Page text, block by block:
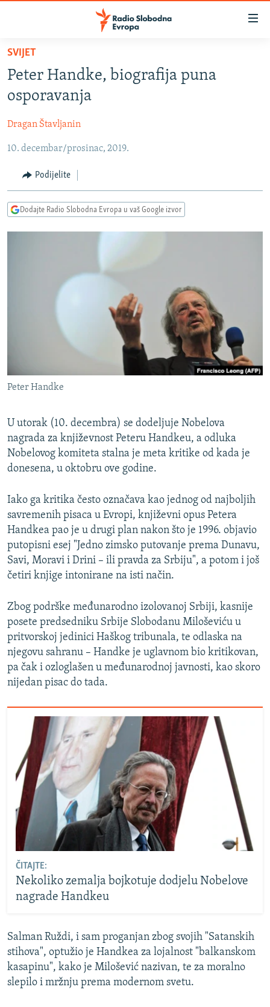
Pređite
glavni
sadržaj
Pređite
na
navigaciju
Pređite
pretragu
BOSNA I HERCEGOVINA
SRBIJA
KOSOVO
CRNA GORA
VIZUELNO
FOTOGALERIJE
PODCASTI
RAT U UKRAJINI
ISPRIČAJ MI
SPECIJALI RSE
VIŠE OD NASLOVA
POPLAVE I KLIZIŠTA U BIH 2024.
POST SCRIPTUM
MOJA EVROPA
SVE KARTE DEJTONA
NASTANAK I RASPAD JUGOSLAVIJE
Sve RFE/RL stranice
SVIJET
Peter Handke, biografija puna
osporavanja
Dragan Štavljanin
10. decembar/prosinac, 2019.
Podijelite
Dodajte Radio Slobodna Evropa u vaš Google izvor
Peter Handke
U utorak (10. decembra) se dodeljuje Nobelova
nagrada za književnost Peteru Handkeu, a odluka
Nobelovog komiteta stalna je meta kritike od kada je
donesena, u oktobru ove godine.
Iako ga kritika često označava kao jednog od najboljih
savremenih pisaca u Evropi, književni opus Petera
Handkea pao je u drugi plan nakon što je 1996. objavio
putopisni esej "Jedno zimsko putovanje prema Dunavu,
Savi, Moravi i Drini – ili pravda za Srbiju", a potom i još
četiri knjige intonirane na isti način.
Zbog podrške međunarodno izolovanoj Srbiji, kasnije
posete predsedniku Srbije Slobodanu Miloševiću u
pritvorskoj jedinici Haškog tribunala, te odlaska na
njegovu sahranu – Handke je uglavnom bio kritikovan,
pa čak i ozloglašen u međunarodnoj javnosti, kao skoro
nijedan pisac do tada.
ČITAJTE:
Nekoliko zemalja bojkotuje dodjelu Nobelove
nagrade Handkeu
Salman Ruždi, i sam proganjan zbog svojih "Satanskih
stihova", optužio je Handkea za lojalnost "balkanskom
kasapinu", kako je Milošević nazivan, te za moralno
slepilo i mržnju prema modernom svetu.